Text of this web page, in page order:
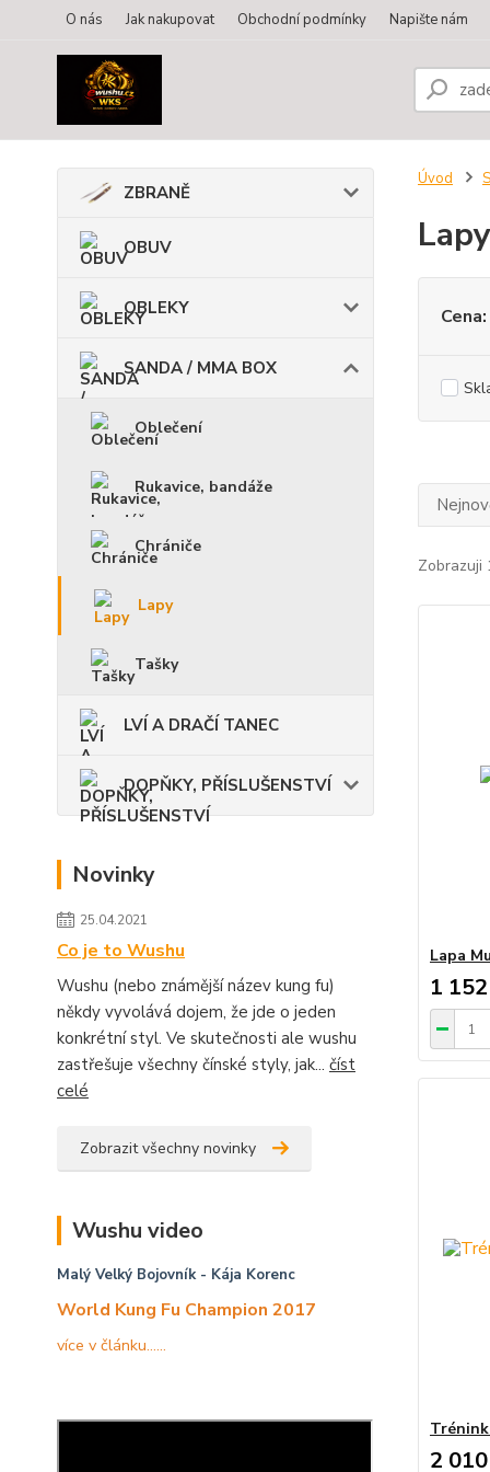
O nás Jak nakupovat Obchodní podmínky Napište nám
ZBRANĚ
OBUV
OBLEKY
SANDA / MMA BOX
Oblečení
Rukavice, bandáže
Chrániče
Lapy
Tašky
LVÍ A DRAČÍ TANEC
DOPŇKY, PŘÍSLUŠENSTVÍ
Novinky
25.04.2021
Co je to Wushu
Wushu (nebo známější název kung fu)
někdy vyvolává dojem, že jde o jeden
konkrétní styl. Ve skutečnosti ale wushu
zastřešuje všechny čínské styly, jak... číst
celé
Zobrazit všechny novinky
Wushu video
Malý Velký Bojovník- Kája Korenc
World Kung Fu Champion 2017
více v článku......
Úvod
Lapy
Cena:
Zobrazuji
Lapa
1
2